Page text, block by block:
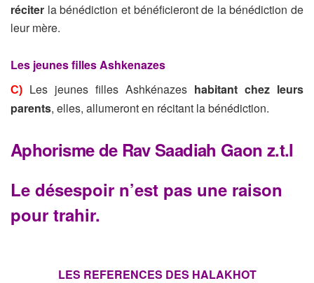
réciter la bénédiction et bénéficieront de la bénédiction de
leur mère.
Les jeunes filles Ashkenazes
C) Les jeunes filles Ashkénazes habitant chez leurs
parents, elles, allumeront en récitant la bénédiction.
Aphorisme de Rav Saadiah Gaon z.t.l
Le désespoir n’est pas une raison
pour trahir.
LES REFERENCES DES HALAKHOT